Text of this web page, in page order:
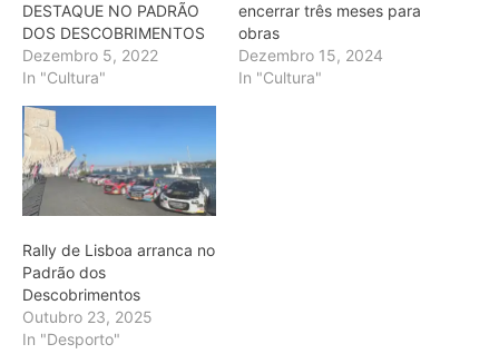
DESTAQUE NO PADRÃO
DOS DESCOBRIMENTOS
Dezembro 5, 2022
In "Cultura"
encerrar três meses para
obras
Dezembro 15, 2024
In "Cultura"
Rally de Lisboa arranca no
Padrão dos
Descobrimentos
Outubro 23, 2025
In "Desporto"